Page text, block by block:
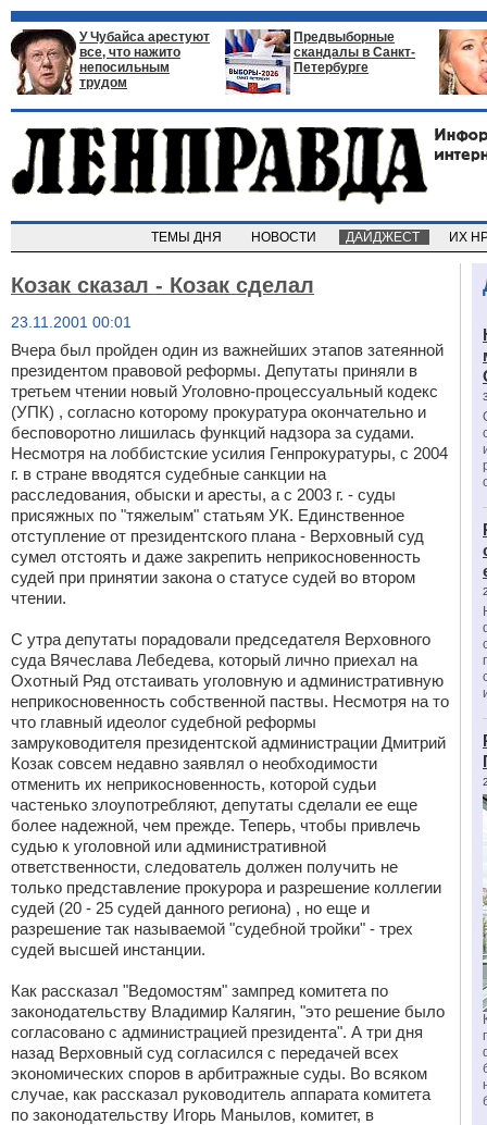
У Чубайса арестуют
все, что нажито
непосильным
трудом
Предвыборные
скандалы в Санкт-
Петербурге
ТЕМЫ ДНЯ НОВОСТИ ДАЙДЖЕСТ ИХ
Козак сказал - Козак сделал
23.11.2001 00:01
Вчера был пройден один из важнейших этапов затеянной
президентом правовой реформы. Депутаты приняли в
третьем чтении новый Уголовно-процессуальный кодекс
(УПК) , согласно которому прокуратура окончательно и
бесповоротно лишилась функций надзора за судами.
Несмотря на лоббистские усилия Генпрокуратуры, с 2004
г. в стране вводятся судебные санкции на
расследования, обыски и аресты, а с 2003 г. - суды
присяжных по "тяжелым" статьям УК. Единственное
отступление от президентского плана - Верховный суд
сумел отстоять и даже закрепить неприкосновенность
судей при принятии закона о статусе судей во втором
чтении.
С утра депутаты порадовали председателя Верховного
суда Вячеслава Лебедева, который лично приехал на
Охотный Ряд отстаивать уголовную и административную
неприкосновенность собственной паствы. Несмотря на то
что главный идеолог судебной реформы
замруководителя президентской администрации Дмитрий
Козак совсем недавно заявлял о необходимости
отменить их неприкосновенность, которой судьи
частенько злоупотребляют, депутаты сделали ее еще
более надежной, чем прежде. Теперь, чтобы привлечь
судью к уголовной или административной
ответственности, следователь должен получить не
только представление прокурора и разрешение коллегии
судей (20 - 25 судей данного региона) , но еще и
разрешение так называемой "судебной тройки" - трех
судей высшей инстанции.
Как рассказал "Ведомостям" зампред комитета по
законодательству Владимир Калягин, "это решение было
согласовано с администрацией президента". А три дня
назад Верховный суд согласился с передачей всех
экономических споров в арбитражные суды. Во всяком
случае, как рассказал руководитель аппарата комитета
по законодательству Игорь Манылов, комитет, в